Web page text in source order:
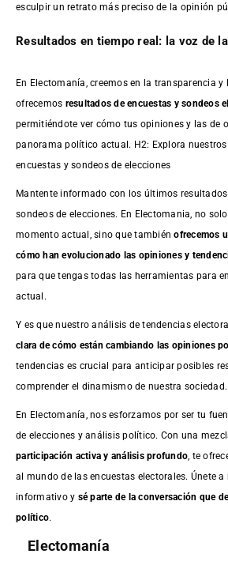
esculpir un retrato más preciso de la opinión
Resultados en tiempo real: la voz de
En Electomanía, creemos en la transparencia y
ofrecemos resultados deencuestas y sondeos
permitiéndote ver cómo tus opiniones y las de
panorama político actual. H2: Explora
encuestas y sondeos de elecciones
Mantente informado con los últimos
sondeos de elecciones. En Electomania, no
momento actual, sino que tambiénofrecemos
cómo han evolucionado las opiniones y
para que tengas todas las herramientas para
actual.
Y es que nuestro análisis de tendencias
clara de cómo están cambiando las opiniones
tendencias es crucial para anticipar posibles
comprender el dinamismo de nuestra sociedad.
En Electomanía, nos esforzamos por ser tu
de elecciones y análisis político. Con una
participación activa y análisis profundo , te
al mundo de las encuestas electorales. Únete
informativo y sé parte de la conversación que
político.
Electomanía